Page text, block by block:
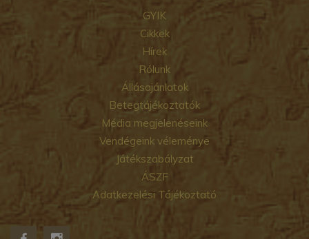
GYIK
Cikkek
Hírek
Rólunk
Állásajánlatok
Betegtájékoztatók
Média megjelenéseink
Vendégeink véleménye
Játékszabályzat
ÁSZF
Adatkezelési Tájékoztató